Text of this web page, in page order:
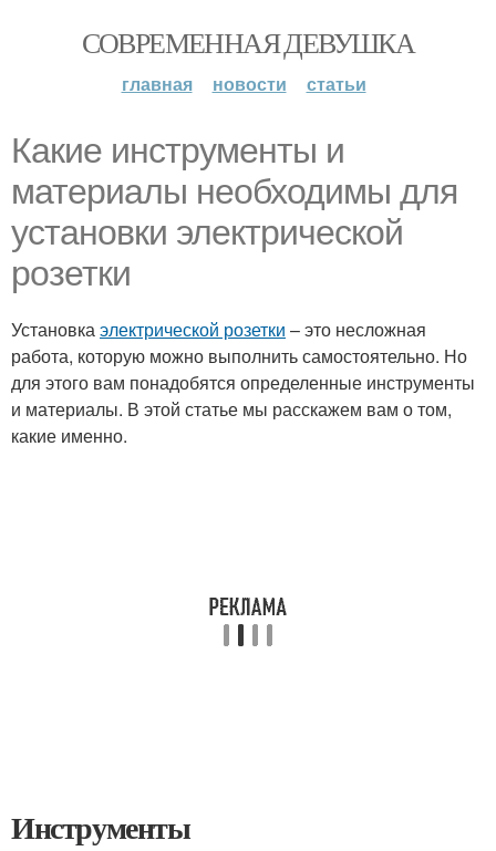
СОВРЕМЕННАЯ ДЕВУШКА
главная новости статьи
Какие инструменты и
материалы необходимы для
установки электрической
розетки
Установкаэлектрической розетки – это несложная
работа, которую можно выполнить самостоятельно. Но
для этого вам понадобятся определенные инструменты
и материалы. В этой статье мы расскажем вам о том,
какие именно.
Инструменты